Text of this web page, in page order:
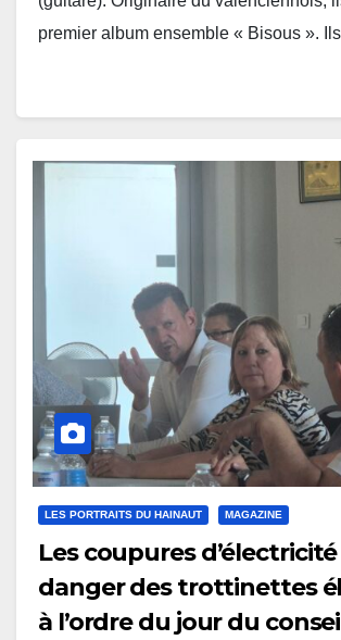
premier album ensemble « Bisous ».
LES PORTRAITS DU HAINAUT MAGAZINE
Les coupures
danger des trottinettes
à l’ordre du jour du